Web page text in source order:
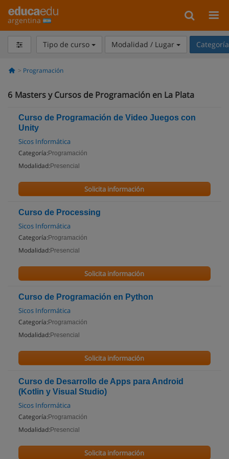
argentina
Tipo de curso Modalidad / Lugar
Programación
6 Masters y Cursos de Programación en La Plata
Curso de Programación de Video Juegos con
Unity
Sicos Informática
Categoría: Programación
Modalidad: Presencial
Solicita información
Curso de Processing
Sicos Informática
Categoría: Programación
Modalidad: Presencial
Solicita información
Curso de Programación en Python
Sicos Informática
Categoría: Programación
Modalidad: Presencial
Solicita información
Curso de Desarrollo de Apps para Android
(Kotlin y Visual Studio)
Sicos Informática
Categoría: Programación
Modalidad: Presencial
Solicita información